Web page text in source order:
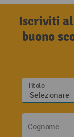
Iscriviti
buono
Titolo
Cognome